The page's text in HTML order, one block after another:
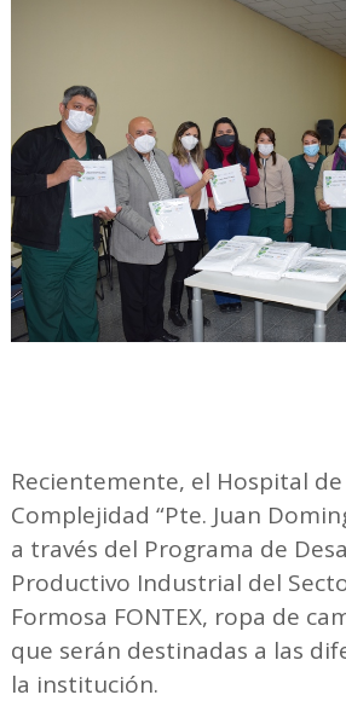
Recientemente, el Hospital
Complejidad “Pte. Juan
a través del Programa de
Productivo Industrial del
Formosa FONTEX, ropa de
que serán destinadas a las
la institución.